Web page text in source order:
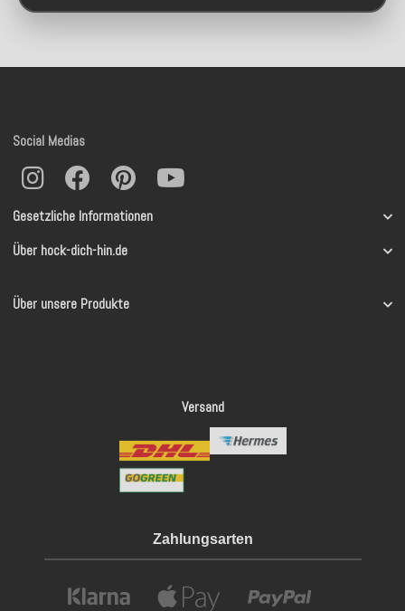
Gesetzliche Informationen
Über hock-dich-hin.de
Über unsere Produkte
Social Medias
Versand
Zahlungsarten